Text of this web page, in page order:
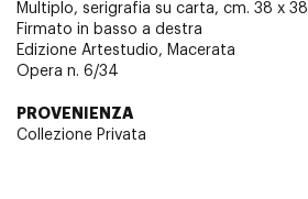
Multiplo, serigrafia su carta, cm. 38 x 38
Firmato in basso a destra
Edizione Artestudio, Macerata
Opera n. 6/34
PROVENIENZA
Collezione Privata